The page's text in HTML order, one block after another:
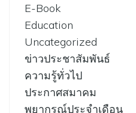
E-Book
Education
Uncategorized
ข่าวประชาสัมพันธ์
ความรู้ทั่วไป
ประกาศสมาคม
พยากรณ์ประจำเดือน